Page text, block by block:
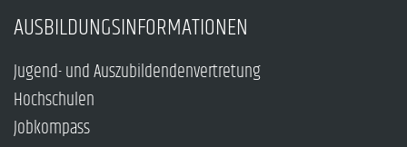
AUSBILDUNGSINFORMATIONEN
Jugend- und Auszubildendenvertretung
Hochschulen
Jobkompass